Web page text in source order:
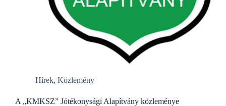
Hírek, Közlemény
A „KMKSZ” Jótékonysági Alapítvány közleménye